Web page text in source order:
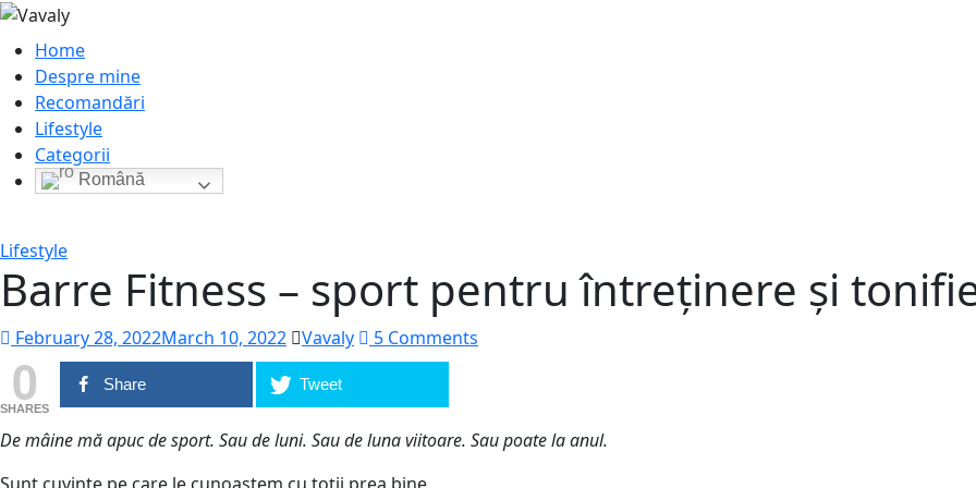
Home
Despre mine
Recomandări
Lifestyle
Categorii
Română
Lifestyle
Barre Fitness – sport pentru întreținere și
February 28, 2022March 10, 2022 Vavaly 5 Comments
0
SHARES
Share Tweet
De mâine mă apuc de sport. Sau de luni. Sau de luna viitoare. Sau poate la anul.